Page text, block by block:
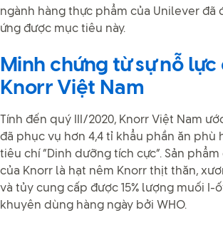
ngành hàng thực phẩm của Unilever đã
ứng được mục tiêu này.
Minh chứng từ sự nỗ lực
Knorr Việt Nam
Tính đến quý III/2020, Knorr Việt Nam
đã phục vụ hơn 4,4 tỉ khẩu phần ăn phù
tiêu chí “Dinh dưỡng tích cực”. Sản
của Knorr là hạt nêm Knorr thịt thăn,
và tủy cung cấp được 15% lượng muối I-
khuyên dùng hàng ngày bởi WHO.